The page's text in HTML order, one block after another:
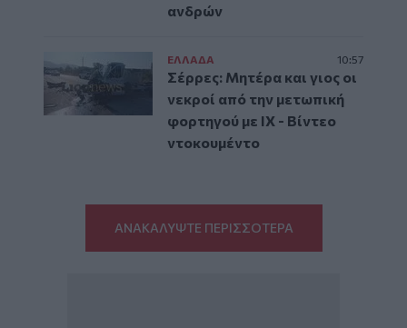
ανδρών
ΕΛΛAΔΑ 10:57
Σέρρες: Μητέρα και γιος οι
νεκροί από την μετωπική
φορτηγού με ΙΧ - Βίντεο
ντοκουμέντο
ΑΝΑΚΑΛΥΨΤΕ ΠΕΡΙΣΣΟΤΕΡΑ